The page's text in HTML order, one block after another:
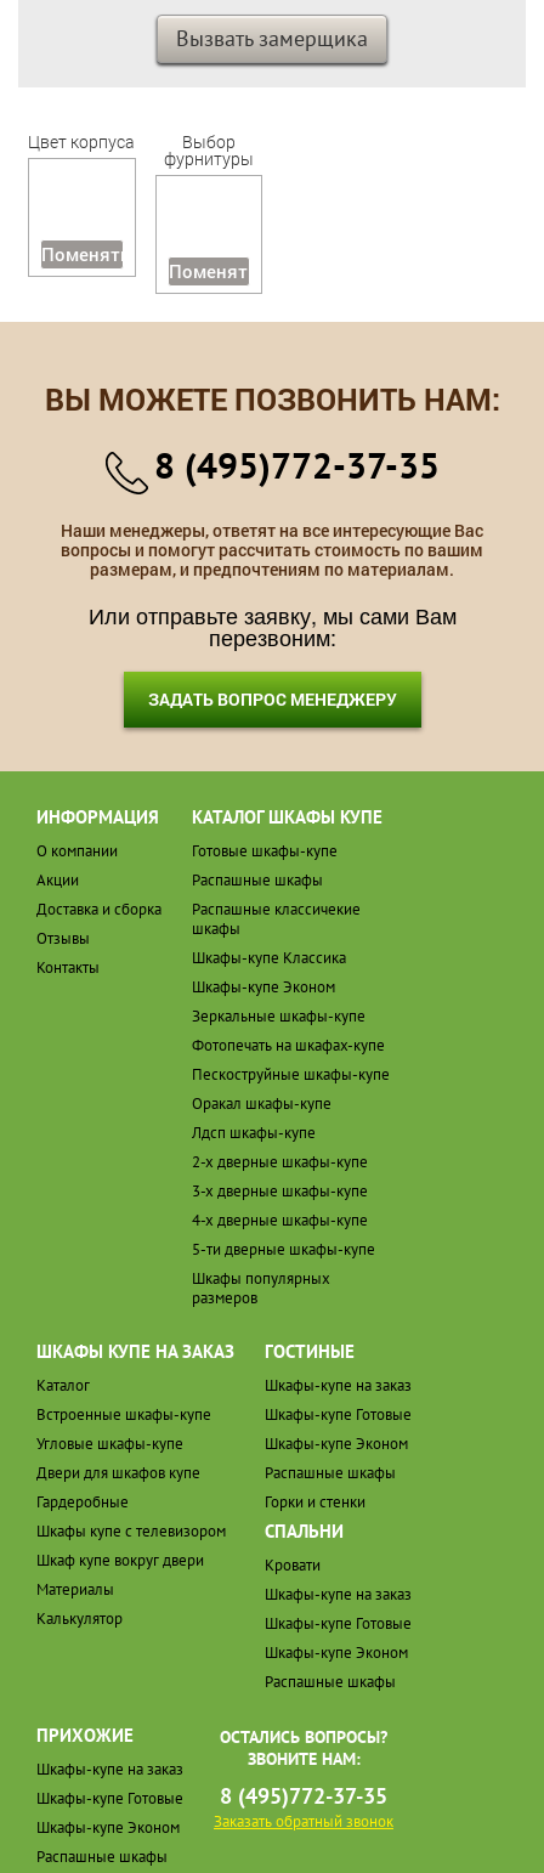
Вызвать замерщика
Цвет корпуса
Поменять
Выбор
фурнитуры
Поменять
ВЫ МОЖЕТЕ ПОЗВОНИТЬ НАМ:
8 (495)772-37-35
Наши менеджеры, ответят на все интересующие Вас
вопросы и помогут рассчитать стоимость по вашим
размерам, и предпочтениям по материалам.
Или отправьте заявку, мы сами Вам
перезвоним:
ЗАДАТЬ ВОПРОС МЕНЕДЖЕРУ
ИНФОРМАЦИЯ
О компании
Акции
Доставка и сборка
Отзывы
Контакты
КАТАЛОГ ШКАФЫ КУПЕ
Готовые шкафы-купе
Распашные шкафы
Распашные классичекие
шкафы
Шкафы-купе Классика
Шкафы-купе Эконом
Зеркальные шкафы-купе
Фотопечать на шкафах-купе
Пескоструйные шкафы-купе
Оракал шкафы-купе
Лдсп шкафы-купе
2-х дверные шкафы-купе
3-х дверные шкафы-купе
4-х дверные шкафы-купе
5-ти дверные шкафы-купе
Шкафы популярных
размеров
ШКАФЫ КУПЕ НА ЗАКАЗ
Каталог
Встроенные шкафы-купе
Угловые шкафы-купе
Двери для шкафов купе
Гардеробные
Шкафы купе с телевизором
Шкаф купе вокруг двери
Материалы
Калькулятор
ГОСТИНЫЕ
Шкафы-купе на заказ
Шкафы-купе Готовые
Шкафы-купе Эконом
Распашные шкафы
Горки и стенки
СПАЛЬНИ
Кровати
Шкафы-купе на заказ
Шкафы-купе Готовые
Шкафы-купе Эконом
Распашные шкафы
ПРИХОЖИЕ
Шкафы-купе на заказ
Шкафы-купе Готовые
Шкафы-купе Эконом
Распашные шкафы
ОСТАЛИСЬ ВОПРОСЫ?
ЗВОНИТЕ НАМ:
8 (495)772-37-35
Заказать обратный звонок